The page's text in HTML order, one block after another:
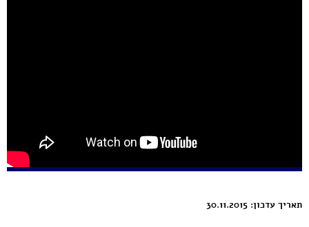
תאריך עדכון: 30.11.2015